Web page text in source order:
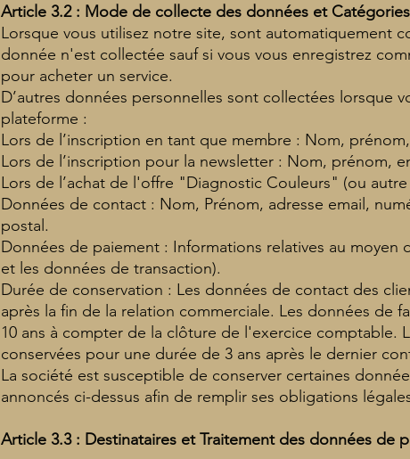
Article 3.2 : Mode de collecte des données et
Lorsque vous utilisez notre site, sont automatiquement
donnée n'est collectée sauf si vous vous enregistrez
pour acheter un service.
D’autres données personnelles sont collectées lorsque
plateforme :
Lors de l’inscription en tant que membre : Nom,
Lors de l’inscription pour la newsletter : Nom, prénom,
Lors de l’achat de l'offre "Diagnostic Couleurs" (ou autre
Données de contact : Nom, Prénom, adresse email,
postal.
Données de paiement : Informations relatives au
et les données de transaction).
Durée de conservation : Les données de contact des
après la fin de la relation commerciale. Les données de
10 ans à compter de la clôture de l'exercice comptable.
conservées pour une durée de 3 ans après le dernier
La société est susceptible de conserver certaines
annoncés ci-dessus afin de remplir ses obligations
Article 3.3 : Destinataires et Traitement des données de